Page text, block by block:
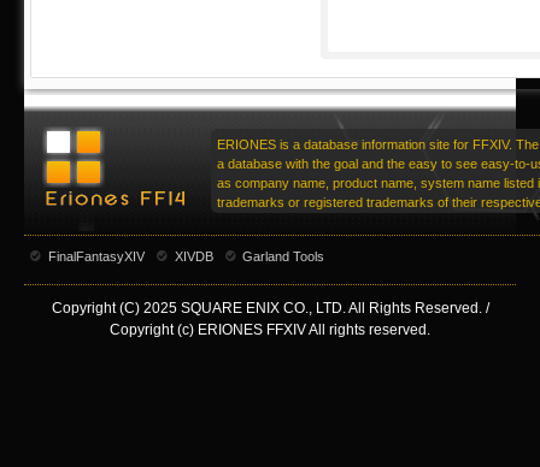
ERIONES is a database information site for FFXIV.
a database with the goal and the easy to see easy-to-
as company name, product name, system name listed
trademarks or registered trademarks of their
FinalFantasyXIV XIVDB Garland Tools
Copyright (C) 2025 SQUARE ENIX CO., LTD. All Rights Reserved. /
Copyright (c) ERIONES FFXIV All rights reserved.